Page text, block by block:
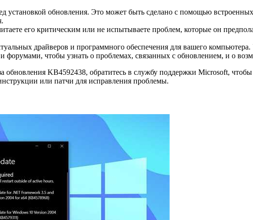
установкой обновления. Это может быть сделано с помощью
его критическим или не испытываете проблем, которые он
драйверов и программного обеспечения для вашего
и форумами, чтобы узнать о проблемах, связанных с обновлением, и о
обновления KB4592438, обратитесь в службу поддержки Microsoft,
или патчи для исправления проблемы.